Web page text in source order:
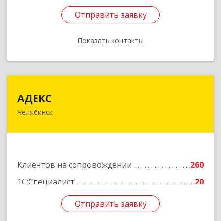
Отправить заявку
Показать контакты
Отправить заявку
Назад
АДЕКС
Челябинск
Клиентов на сопровождении
260
1С:Специалист
20
Отправить заявку
454080, Челябинская обл, Челябинск г, Смирных
Отправить заявку